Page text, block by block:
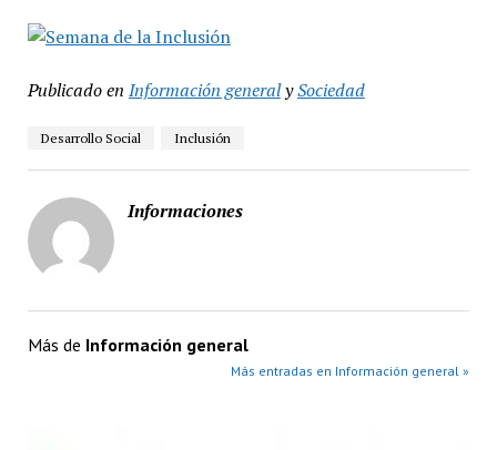
Publicado en Información generalySociedad
Desarrollo Social Inclusión
Informaciones
Más de Información general
Más entradas en Información general »